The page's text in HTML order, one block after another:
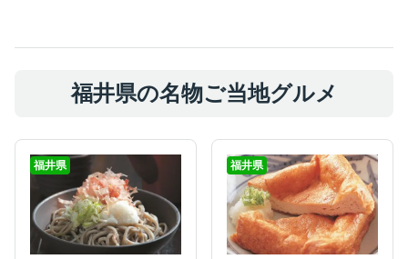
福井県の名物ご当地グルメ
福井県 福井県